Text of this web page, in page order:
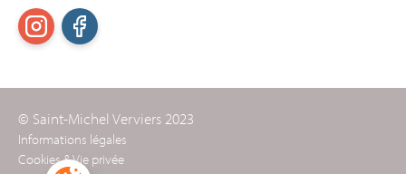
© Saint-Michel Verviers 2023
Informations légales
Cookies & Vie privée